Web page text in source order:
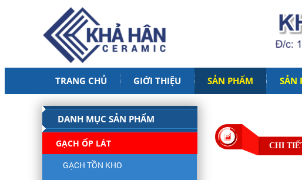
TRANG CHỦ GIỚI THIỆU SẢN PHẨM SẢN
CHI
DANH MỤC SẢN PHẨM
GẠCH ỐP LÁT
GẠCH TỒN KHO